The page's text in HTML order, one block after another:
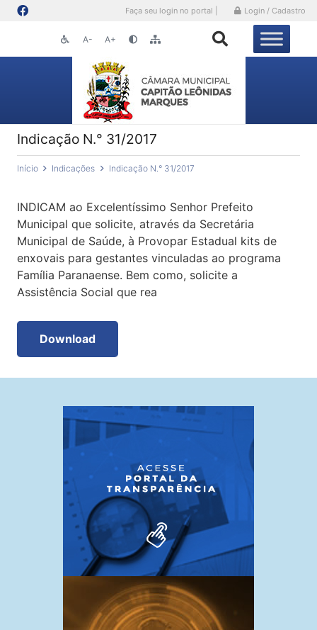
Faça seu login no portal | Login / Cadastro
A- A+
Indicação N.° 31/2017
Início Indicações Indicação N.° 31/2017
INDICAM ao Excelentíssimo Senhor Prefeito
Municipal que solicite, através da Secretária
Municipal de Saúde, à Provopar Estadual kits de
enxovais para gestantes vinculadas ao programa
Família Paranaense. Bem como, solicite a
Assistência Social que rea
Download